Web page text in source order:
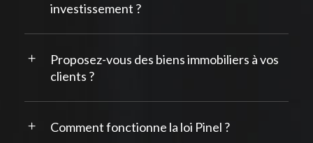
investissement ?
Proposez-vous des biens immobiliers à vos
clients ?
Comment fonctionne la loi Pinel ?